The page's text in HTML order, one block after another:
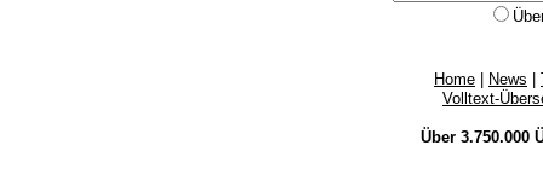
Home News
Volltext-
Über 3.750.000